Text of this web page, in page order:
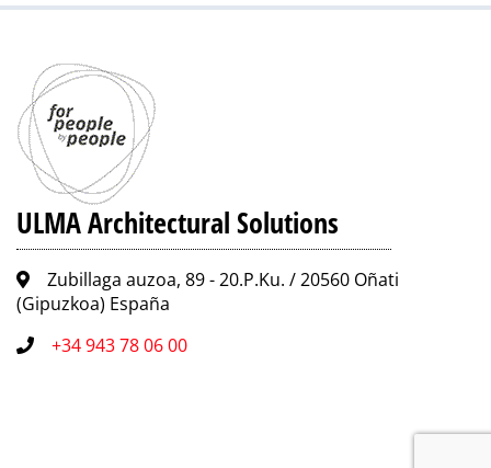
ULMA Architectural Solutions
Zubillaga auzoa, 89 - 20.P.Ku. / 20560 Oñati
(Gipuzkoa) España
+34 943 78 06 00